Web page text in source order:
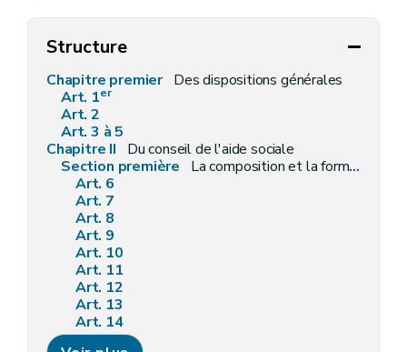
Structure
Chapitre premier Des dispositions générales
Art. 1er
Art. 2
Art. 3 à 5
Chapitre II
Du conseil de l'aide sociale
Section première
La composition et la formation du conseil de l'aide sociale
Art. 6
Art. 7
Art. 8
Art. 9
Art. 10
Art. 11
Art. 12
Art. 13
Art. 14
Art. 15